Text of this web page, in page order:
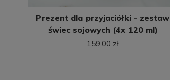
Prezent dla przyjaciółki - zestaw
świec sojowych (4x 120 ml)
159,00 zł